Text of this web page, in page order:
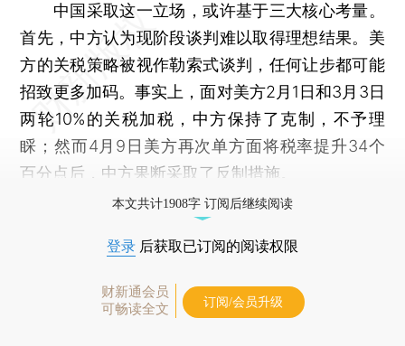
中国采取这一立场，或许基于三大核心考量。
首先，中方认为现阶段谈判难以取得理想结果。美
方的关税策略被视作勒索式谈判，任何让步都可能
招致更多加码。事实上，面对美方2月1日和3月3日
两轮10%的关税加税，中方保持了克制，不予理
睬；然而4月9日美方再次单方面将税率提升34个
百分点后，中方果断采取了反制措施。
本文共计1908字 订阅后继续阅读
登录 后获取已订阅的阅读权限
财新通会员
可畅读全文
订阅/会员升级